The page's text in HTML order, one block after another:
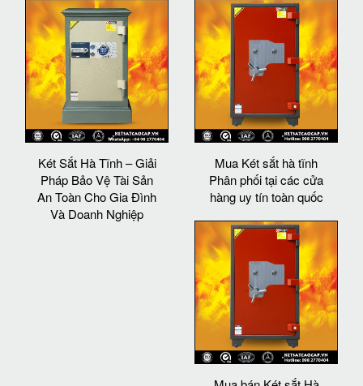
Két Sắt Hà Tĩnh – Giải
Pháp Bảo Vệ Tài Sản
An Toàn Cho Gia Đình
Và Doanh Nghiệp
Mua Két sắt hà tĩnh
Phân phối tại các cửa
hàng uy tín toàn quốc